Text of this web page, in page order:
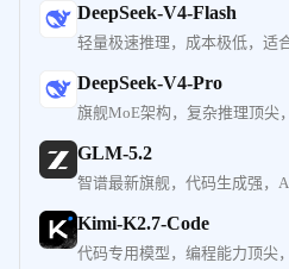
DeepSeek-V4-Flash
轻量极速推理，成本极低，适
DeepSeek-V4-Pro
旗舰MoE架构，复杂推理顶尖
GLM-5.2
智谱最新旗舰，代码生成强，
Kimi-K2.7-Code
代码专用模型，编程能力顶尖